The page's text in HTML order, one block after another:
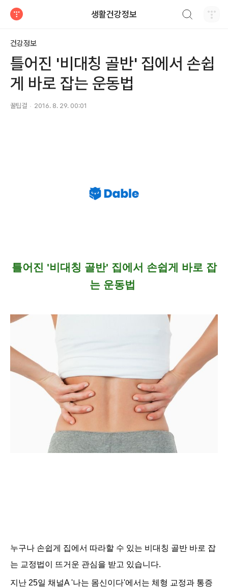
생활건강정보
건강정보
틀어진 '비대칭 골반' 집에서 손쉽
게 바로 잡는 운동법
꿀팁걸 2016. 8. 29. 00:01
틀어진 '비대칭 골반' 집에서 손쉽게 바로 잡
는 운동법
누구나 손쉽게 집에서 따라할 수 있는 비대칭 골반 바로 잡
는 교정법이 뜨거운 관심을 받고 있습니다.
지난 25일 채널A '나는 몸신이다'에서는 체형 교정과 통증